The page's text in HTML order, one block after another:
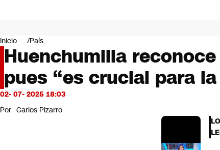
Mundo
Negocios
Deportes
Programas completos
Cultura
Servicios
Bits
CNN Data
Inicio País
Huenchumilla
pues “es crucial para
02- 07- 2025 18:03
Por Carlos Pizarro